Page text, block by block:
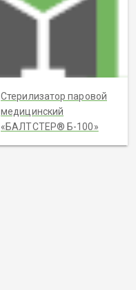
Стерилизатор паровой
медицинский
«БАЛТСТЕР® Б-100»